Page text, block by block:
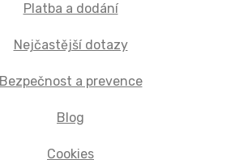
Platba a dodání
Nejčastější dotazy
Bezpečnost a prevence
Blog
Cookies